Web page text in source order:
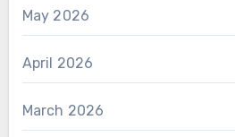
May 2026
April 2026
March 2026